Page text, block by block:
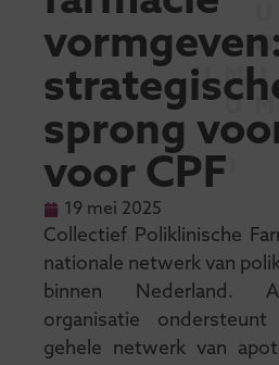
sprong
voor CPF
19 mei 2025
Collectief Poliklinische
nationale netwerk van
binnen Nederland.
organisatie
gehele netwerk van